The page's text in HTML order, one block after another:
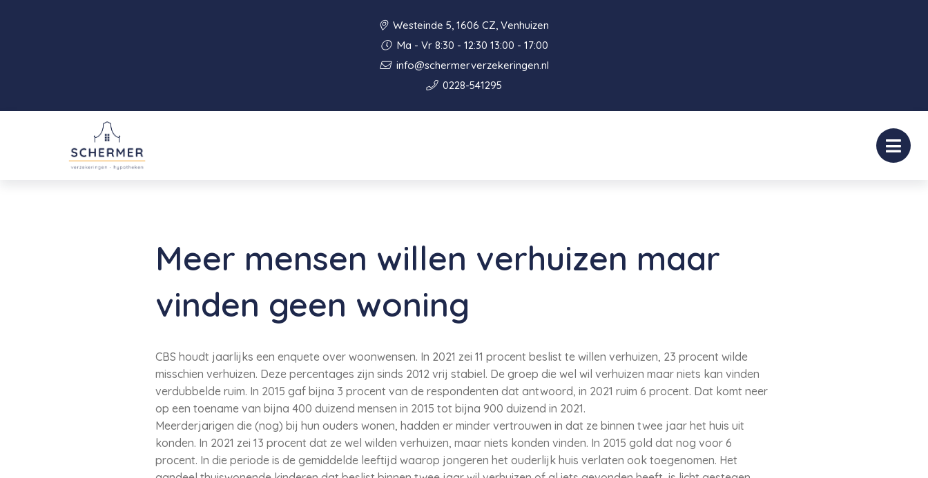
Westeinde 5, 1606 CZ, Venhuizen
Ma - Vr 8:30 - 12:30 13:00 - 17:00
info@schermerverzekeringen.nl
0228-541295
Meer mensen willen verhuizen maar
vinden geen woning
CBS houdt jaarlijks een enquete over woonwensen. In 2021 zei 11 procent beslist te willen verhuizen, 23 procent wilde
misschien verhuizen. Deze percentages zijn sinds 2012 vrij stabiel. De groep die wel wil verhuizen maar niets kan vinden
verdubbelde ruim. In 2015 gaf bijna 3 procent van de respondenten dat antwoord, in 2021 ruim 6 procent. Dat komt neer
op een toename van bijna 400 duizend mensen in 2015 tot bijna 900 duizend in 2021.
Meerderjarigen die (nog) bij hun ouders wonen, hadden er minder vertrouwen in dat ze binnen twee jaar het huis uit
konden. In 2021 zei 13 procent dat ze wel wilden verhuizen, maar niets konden vinden. In 2015 gold dat nog voor 6
procent. In die periode is de gemiddelde leeftijd waarop jongeren het ouderlijk huis verlaten ook toegenomen. Het